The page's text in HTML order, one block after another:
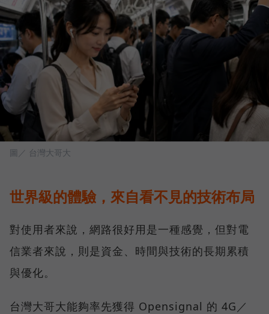
圖／ 台灣大哥大
世界級的體驗，來自看不見的技術布局
對使用者來說，網路很好用是一種感覺，但對電
信業者來說，則是資金、時間與技術的長期累積
與優化。
台灣大哥大能夠率先獲得 Opensignal 的 4G／